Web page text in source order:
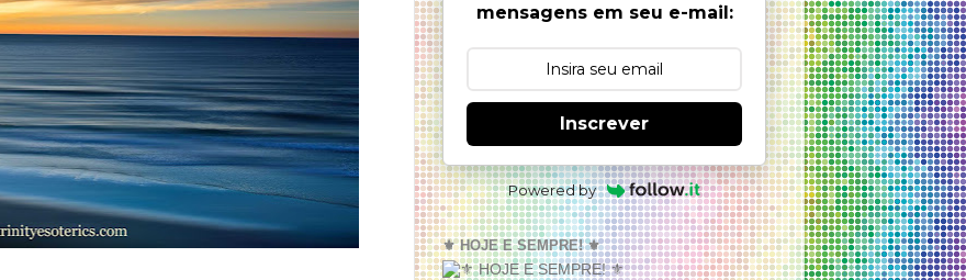
mensagens em seu e-mail:
Inscrever
Powered by
⚜️ HOJE E SEMPRE! ⚜️